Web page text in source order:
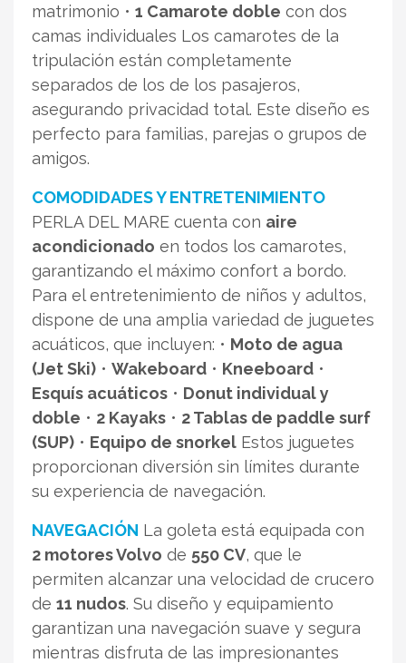
matrimonio • 1 Camarote doble con dos
camas individuales Los camarotes de la
tripulación están completamente
separados de los de los pasajeros,
asegurando privacidad total. Este diseño es
perfecto para familias, parejas o grupos de
amigos.
COMODIDADES Y ENTRETENIMIENTO
PERLA DEL MARE cuenta con aire
acondicionado en todos los camarotes,
garantizando el máximo confort a bordo.
Para el entretenimiento de niños y adultos,
dispone de una amplia variedad de juguetes
acuáticos, que incluyen: • Moto de agua
(Jet Ski) • Wakeboard • Kneeboard •
Esquís acuáticos • Donut individual y
doble • 2 Kayaks • 2 Tablas de paddle surf
(SUP) • Equipo de snorkel Estos juguetes
proporcionan diversión sin límites durante
su experiencia de navegación.
NAVEGACIÓN La goleta está equipada con
2 motores Volvo de 550 CV, que le
permiten alcanzar una velocidad de crucero
de 11 nudos. Su diseño y equipamiento
garantizan una navegación suave y segura
mientras disfruta de las impresionantes